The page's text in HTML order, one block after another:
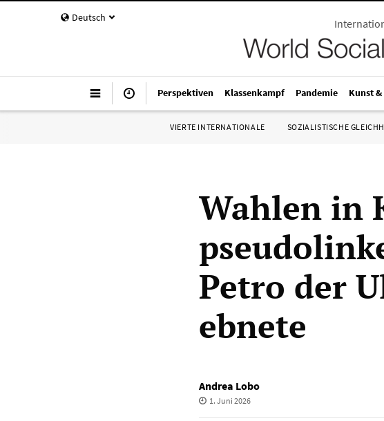
Deutsch
Perspektiven Klassenkampf Pandemie Kunst
VIERTE INTERNATIONALE SOZIALISTISCHE
Wahlen in
Petro der
ebnete
Andrea Lobo
1. Juni 2026